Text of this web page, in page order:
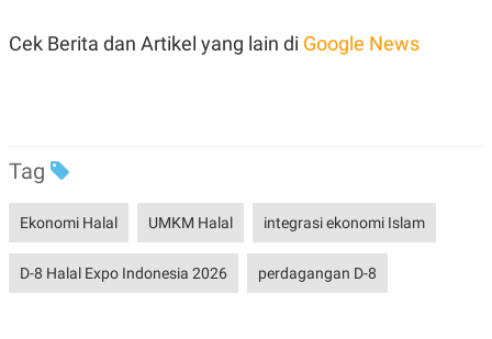
N
G
I
A
.
I
Cek Berita dan Artikel yang lain di Google News
Tag
Ekonomi Halal UMKM Halal integrasi ekonomi Islam
D-8 Halal Expo Indonesia 2026 perdagangan D-8